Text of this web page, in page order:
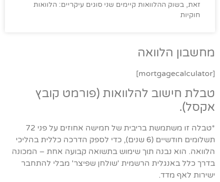
זאת, בשוק ההלוואות קיימים שני סוגים עיקריים: הלוואות
חוקיות
מחשבון הלוואה
[mortgagecalculator]
טבלת חישוב להלוואות (פורמט קובץ
אקסל).
*טבלה זו משתמשת בריבית של חמישה אחוזים על פני 72
תשלומים חודשיים (6 שנים), כדי לספק הדרכה כללית בהליכי
הלוואה. הוא נבנה תוך שימוש בתשואה קבועה אחת – המכונה
בדרך כלל באנגלית הרשמית 'שולחן שפיצר' מבלי להתחבר
ישירות לאף מדד.